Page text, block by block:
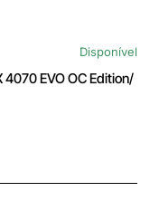
Disponível
4070 EVO OC Edition/